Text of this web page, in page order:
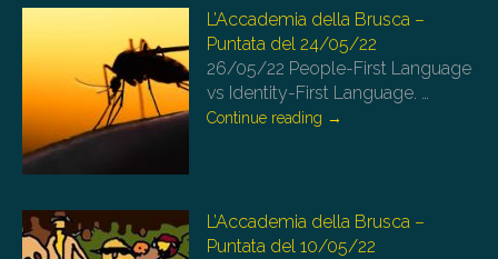
L’Accademia della Brusca –
Puntata del 24/05/22
26/05/22 People-First Language
vs Identity-First Language. …
Continue reading →
L’Accademia della Brusca –
Puntata del 10/05/22